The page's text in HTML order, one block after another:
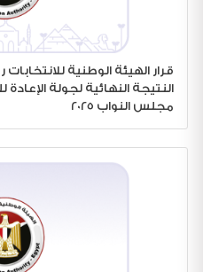
مجلس النواب 2025